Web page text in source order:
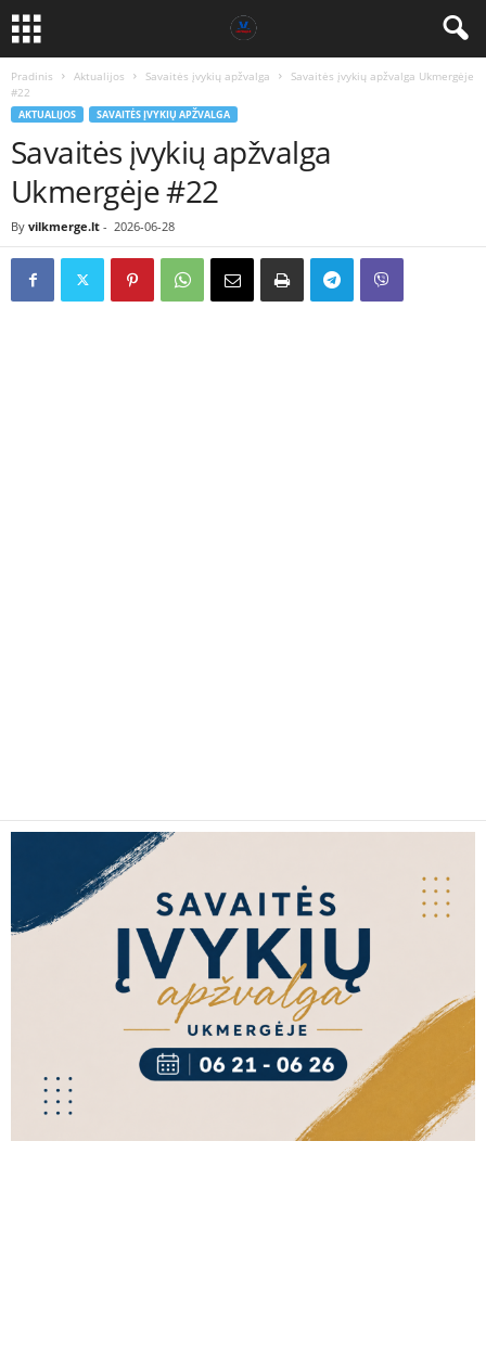
Pradinis Aktualijos Savaitės įvykių apžvalga
Savaitės įvykių apžvalga Ukmergėje
#22
AKTUALIJOS SAVAITĖS ĮVYKIŲ APŽVALGA
Savaitės įvykių apžvalga
Ukmergėje #22
By vilkmerge.lt - 2026-06-28